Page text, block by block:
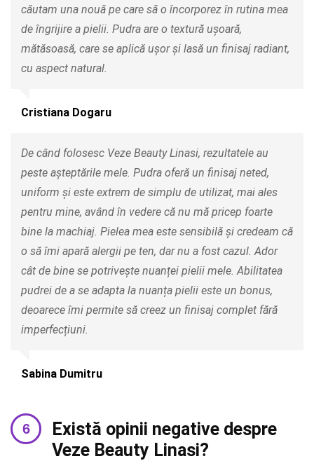
căutam una nouă pe care să o încorporez în rutina mea
de îngrijire a pielii. Pudra are o textură ușoară,
mătăsoasă, care se aplică ușor și lasă un finisaj radiant,
cu aspect natural.
Cristiana Dogaru
De când folosesc Veze Beauty Linasi, rezultatele au
peste așteptările mele. Pudra oferă un finisaj neted,
uniform și este extrem de simplu de utilizat, mai ales
pentru mine, având în vedere că nu mă pricep foarte
bine la machiaj. Pielea mea este sensibilă și credeam că
o să îmi apară alergii pe ten, dar nu a fost cazul. Ador
cât de bine se potrivește nuanței pielii mele. Abilitatea
pudrei de a se adapta la nuanța pielii este un bonus,
deoarece îmi permite să creez un finisaj complet fără
imperfecțiuni.
Sabina Dumitru
Există opinii negative despre
Veze Beauty Linasi?